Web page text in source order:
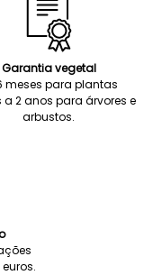
Garantia vegetal
meses para plantas
2 anos para árvores e
arbustos.